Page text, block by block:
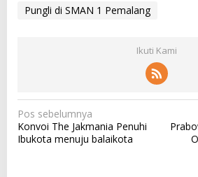
Pungli di SMAN 1 Pemalang
Ikuti Kami
N
a
Pos sebelumnya
Konvoi The Jakmania Penuhi
Ibukota menuju balaikota